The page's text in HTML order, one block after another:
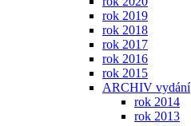
rok 2019
rok 2018
rok 2017
rok 2016
rok 2015
ARCHIV vydání
rok 2014
rok 2013